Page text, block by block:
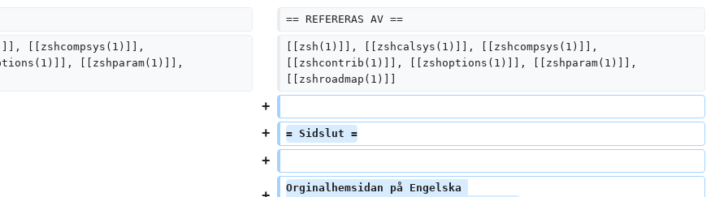
== REFERERAS AV ==
[[zshcompsys(1)]],
[[zshparam(1)]],
[[zsh(1)]], [[zshcalsys(1)]], [[zshcompsys(1)]],
[[zshcontrib(1)]], [[zshoptions(1)]], [[zshparam(1)]],
[[zshroadmap(1)]]
= Sidslut =
Orginalhemsidan på Engelska